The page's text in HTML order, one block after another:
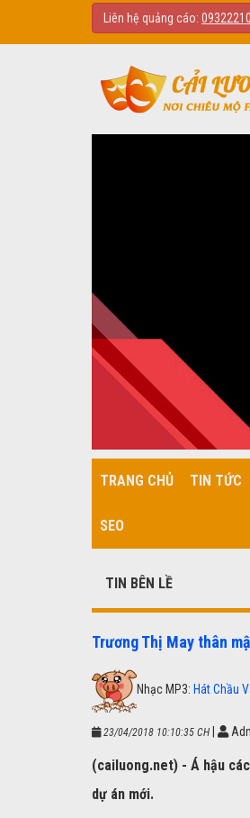
Liên hệ quảng cáo:
TRANG CHỦ TIN TỨC
SEO
TIN BÊN LỀ
Trương Thị May thân
Nhạc MP3: Hát Chầu
23/04/2018 10:10:35 CH
(cailuong.net) - Á hậu
dự án mới.